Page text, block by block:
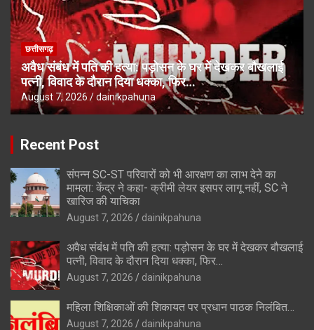
छत्तीसगढ़
अवैध संबंध में पति की हत्या: पड़ोसन के घर में देखकर बौखलाई
पत्नी, विवाद के दौरान दिया धक्का, फिर…
August 7, 2026 dainikpahuna
Recent Post
संपन्न SC-ST परिवारों को भी आरक्षण का लाभ देने का
मामला: केंद्र ने कहा- क्रीमी लेयर इसपर लागू नहीं, SC ने
खारिज की याचिका
August 7, 2026 dainikpahuna
अवैध संबंध में पति की हत्या: पड़ोसन के घर में देखकर बौखलाई
पत्नी, विवाद के दौरान दिया धक्का, फिर…
August 7, 2026 dainikpahuna
महिला शिक्षिकाओं की शिकायत पर प्रधान पाठक निलंबित…
August 7, 2026 dainikpahuna